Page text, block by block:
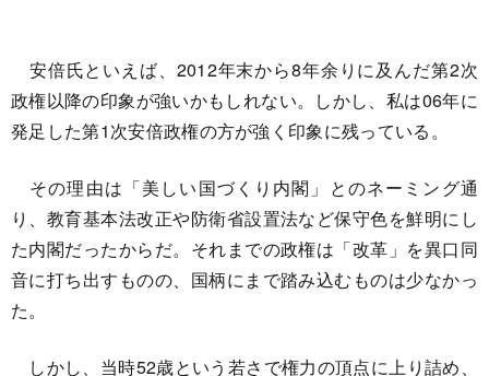
安倍氏といえば、2012年末から8年余りに及んだ第2次
政権以降の印象が強いかもしれない。しかし、私は06年に
発足した第1次安倍政権の方が強く印象に残っている。
その理由は「美しい国づくり内閣」とのネーミング通
り、教育基本法改正や防衛省設置法など保守色を鮮明にし
た内閣だったからだ。それまでの政権は「改革」を異口同
音に打ち出すものの、国柄にまで踏み込むものは少なかっ
た。
しかし、当時52歳という若さで権力の頂点に上り詰め、